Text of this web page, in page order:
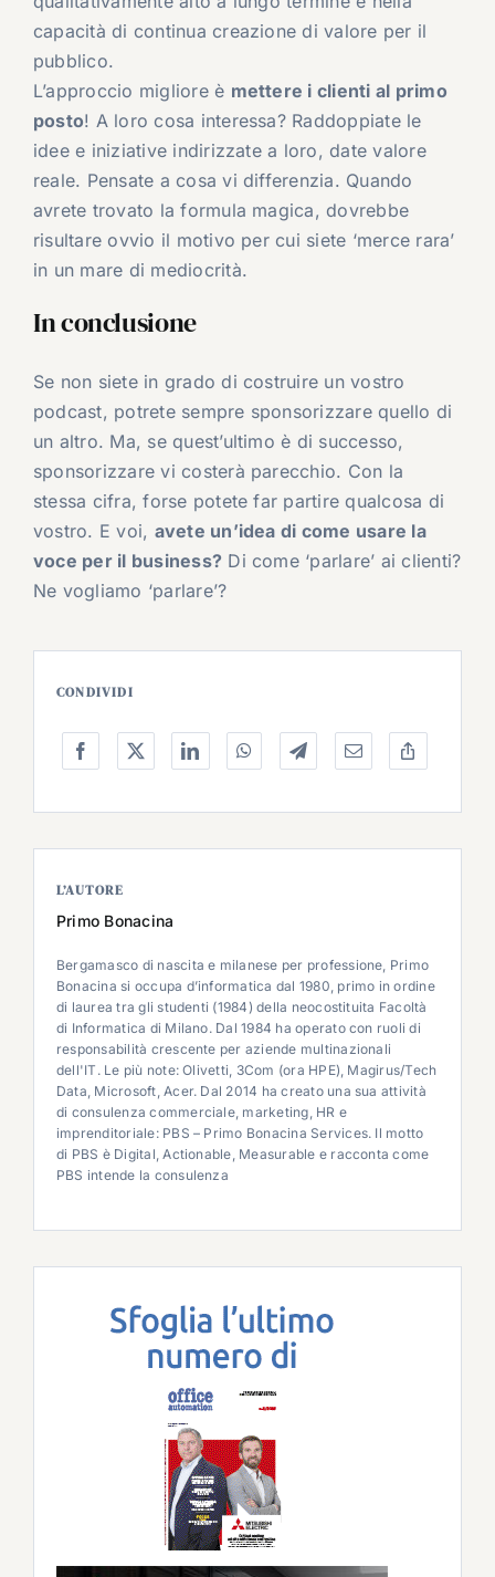
capacità di continua creazione di valore per il
pubblico.
L’approccio migliore è mettere i clienti al primo
posto! A loro cosa interessa? Raddoppiate le
idee e iniziative indirizzate a loro, date valore
reale. Pensate a cosa vi differenzia. Quando
avrete trovato la formula magica, dovrebbe
risultare ovvio il motivo per cui siete ‘merce rara’
in un mare di mediocrità.
In conclusione
Se non siete in grado di costruire un vostro
podcast, potrete sempre sponsorizzare quello di
un altro. Ma, se quest’ultimo è di successo,
sponsorizzare vi costerà parecchio. Con la
stessa cifra, forse potete far partire qualcosa di
vostro. E voi, avete un’idea di come usare la
voce per il business? Di come ‘parlare’ ai clienti?
Ne vogliamo ‘parlare’?
CONDIVIDI
L’AUTORE
Primo Bonacina
Bergamasco di nascita e milanese per professione, Primo
Bonacina si occupa d’informatica dal 1980, primo in ordine
di laurea tra gli studenti (1984) della neocostituita Facoltà
di Informatica di Milano. Dal 1984 ha operato con ruoli di
responsabilità crescente per aziende multinazionali
dell'IT. Le più note: Olivetti, 3Com (ora HPE), Magirus/Tech
Data, Microsoft, Acer. Dal 2014 ha creato una sua attività
di consulenza commerciale, marketing, HR e
imprenditoriale: PBS – Primo Bonacina Services. Il motto
di PBS è Digital, Actionable, Measurable e racconta come
PBS intende la consulenza